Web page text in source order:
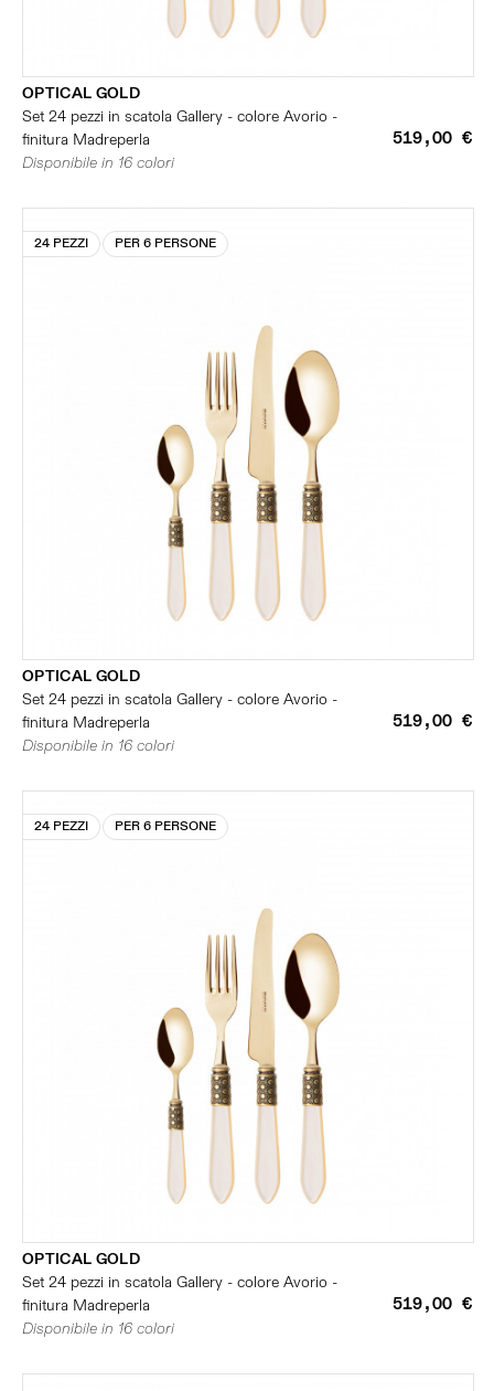
OPTICAL GOLD
Set 24 pezzi in scatola Gallery - colore Avorio -
finitura Madreperla
519,00 €
Disponibile in 16 colori
24 PEZZI PER 6 PERSONE
OPTICAL GOLD
Set 24 pezzi in scatola Gallery - colore Avorio -
finitura Madreperla
519,00 €
Disponibile in 16 colori
24 PEZZI PER 6 PERSONE
OPTICAL GOLD
Set 24 pezzi in scatola Gallery - colore Avorio -
finitura Madreperla
519,00 €
Disponibile in 16 colori